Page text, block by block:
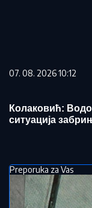
07. 08. 2026 10:12
Колаковић:
ситуација
Preporuka za Vas